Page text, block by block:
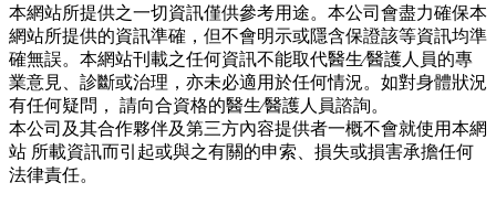
本網站所提供之一切資訊僅供參考用途。本公司會盡力確保本
網站所提供的資訊準確，但不會明示或隱含保證該等資訊均準
確無誤。本網站刊載之任何資訊不能取代醫生∕醫護人員的專
業意見、診斷或治理，亦未必適用於任何情況。如對身體狀況
有任何疑問， 請向合資格的醫生∕醫護人員諮詢。
本公司及其合作夥伴及第三方內容提供者一概不會就使用本網
站 所載資訊而引起或與之有關的申索、損失或損害承擔任何
法律責任。